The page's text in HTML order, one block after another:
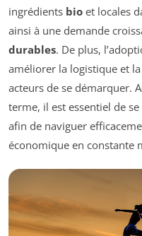
ingrédients bio et locales
ainsi à une demande
durables. De plus,
améliorer la logistique et
acteurs de se démarquer.
terme, il est essentiel de
afin de naviguer
économique en constante